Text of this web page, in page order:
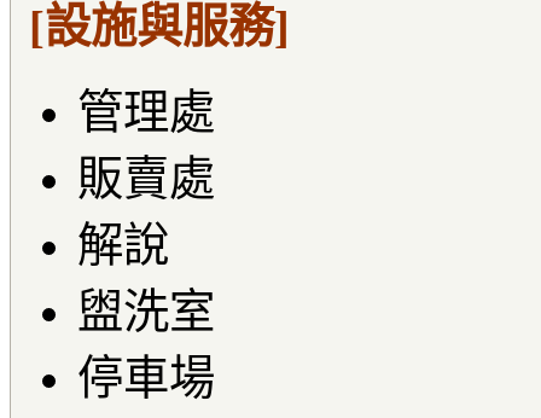
[設施與服務]
管理處
販賣處
解說
盥洗室
停車場